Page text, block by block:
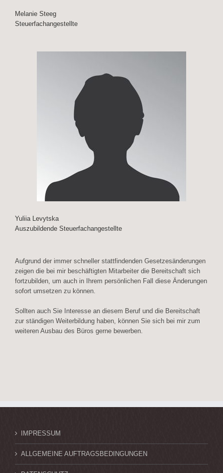
Melanie Steeg
Steuerfachangestellte
Yuliia Levytska
Auszubildende Steuerfachangestellte
Aufgrund der immer schneller stattfindenden Gesetzesänderungen
zeigen die bei mir beschäftigten Mitarbeiter die Bereitschaft sich
fortzubilden, um auch in Ihrem persönlichen Fall diese Änderungen
sofort umsetzen zu können.
Sollten auch Sie Interesse an diesem Beruf und die Bereitschaft
zur ständigen Weiterbildung haben, können Sie sich bei mir zum
weiteren Ausbau des Büros gerne bewerben.
IMPRESSUM
ALLGEMEINE AUFTRAGSBEDINGUNGEN